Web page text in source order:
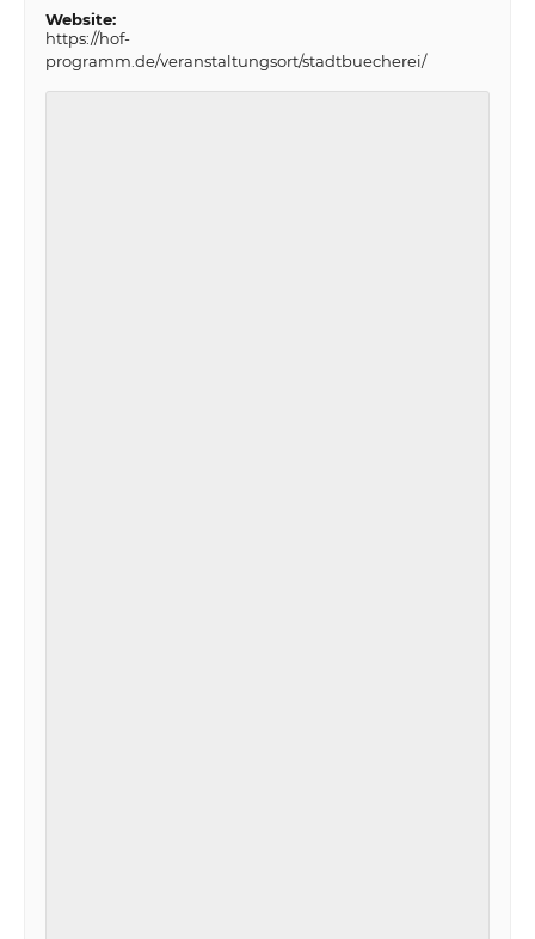
Website:
https://hof-
programm.de/veranstaltungsort/stadtbuecherei/